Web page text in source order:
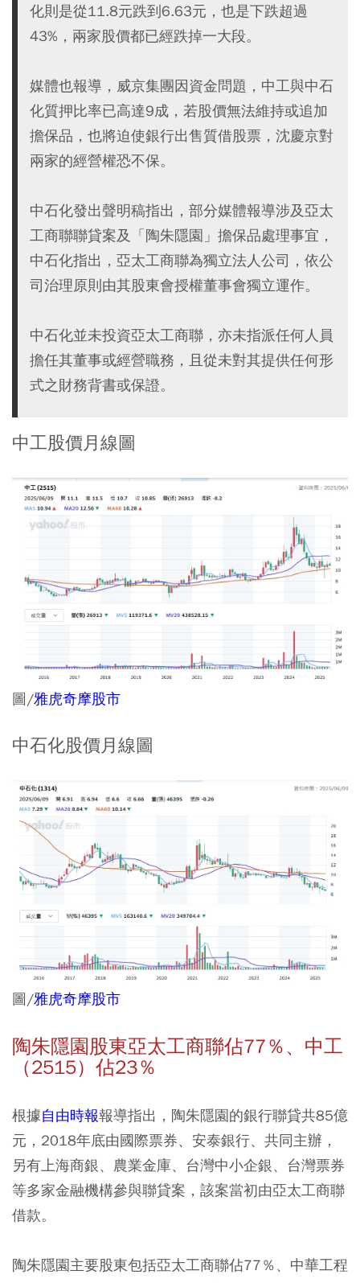
化則是從11.8元跌到6.63元，也是下跌超過
43%，兩家股價都已經跌掉一大段。
媒體也報導，威京集團因資金問題，中工與中石
化質押比率已高達9成，若股價無法維持或追加
擔保品，也將迫使銀行出售質借股票，沈慶京對
兩家的經營權恐不保。
中石化發出聲明稿指出，部分媒體報導涉及亞太
工商聯聯貸案及「陶朱隱園」擔保品處理事宜，
中石化指出，亞太工商聯為獨立法人公司，依公
司治理原則由其股東會授權董事會獨立運作。
中石化並未投資亞太工商聯，亦未指派任何人員
擔任其董事或經營職務，且從未對其提供任何形
式之財務背書或保證。
中工股價月線圖
圖/雅虎奇摩股市
中石化股價月線圖
圖/雅虎奇摩股市
陶朱隱園股東亞太工商聯佔77％、中工
（2515）佔23％
根據自由時報報導指出，陶朱隱園的銀行聯貸共85億
元，2018年底由國際票券、安泰銀行、共同主辦，
另有上海商銀、農業金庫、台灣中小企銀、台灣票券
等多家金融機構參與聯貸案，該案當初由亞太工商聯
借款。
陶朱隱園主要股東包括亞太工商聯佔77％、中華工程